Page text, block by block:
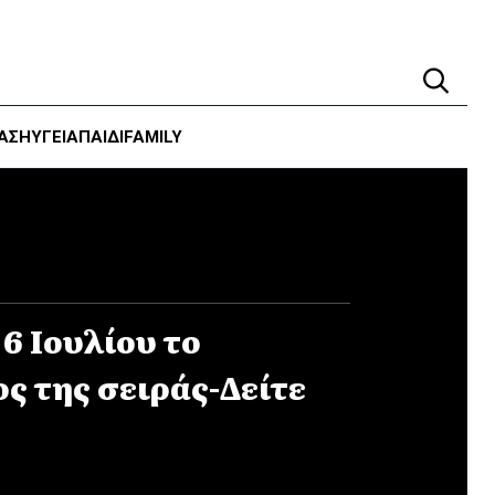
ΥΓΕΊΑΠΑΙΔΙFAMILY
Ιουλίου το
της σειράς-Δείτε